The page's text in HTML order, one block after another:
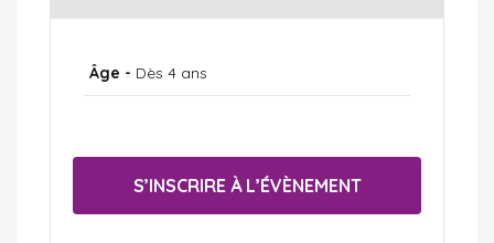
Âge - Dès 4 ans
S’INSCRIRE À L’ÉVÈNEMENT